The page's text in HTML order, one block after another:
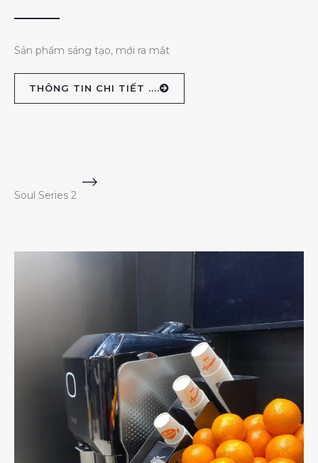
Sản phẩm sáng tạo, mới ra mắt
THÔNG TIN CHI TIẾT ....
Soul Series 2